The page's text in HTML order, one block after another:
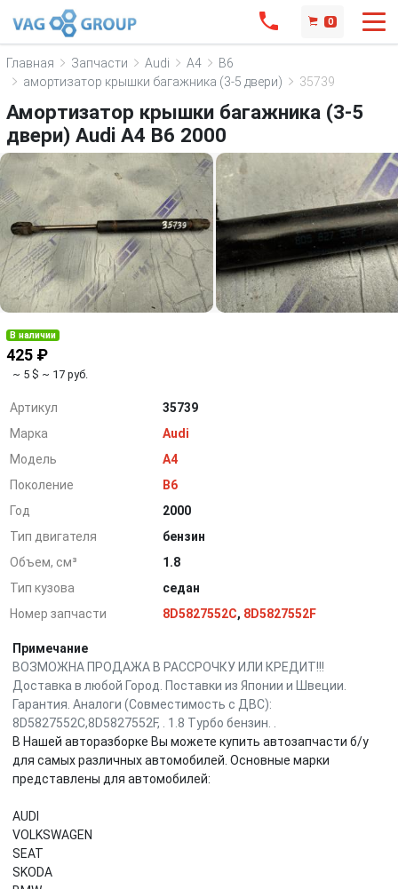
0
Главная Запчасти Audi A4
B6
амортизатор крышки багажника (3-5 двери)
35739
Амортизатор крышки багажника (3-5
двери) Audi A4 B6 2000
В наличии
425 ₽
~ 5 $ ~ 17 руб.
Артикул
35739
Марка
Audi
Модель
A4
Поколение
B6
Год
2000
Тип двигателя
бензин
Объем, см³
1.8
Тип кузова
седан
Номер запчасти
8D5827552C, 8D5827552F
Примечание
ВОЗМОЖНА ПРОДАЖА В РАССРОЧКУ ИЛИ КРЕДИТ!!!
Доставка в любой Город. Поставки из Японии и Швеции.
Гарантия. Аналоги (Совместимость с ДВС):
8D5827552C,8D5827552F, . 1.8 Турбо бензин. .
В Нашей авторазборке Вы можете купить автозапчасти б/у
для самых различных автомобилей. Основные марки
представлены для автомобилей:
AUDI
VOLKSWAGEN
SEAT
SKODA